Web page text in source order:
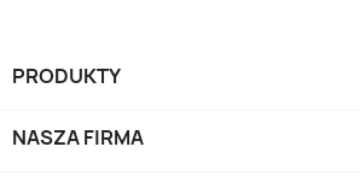
PRODUKTY
NASZA FIRMA